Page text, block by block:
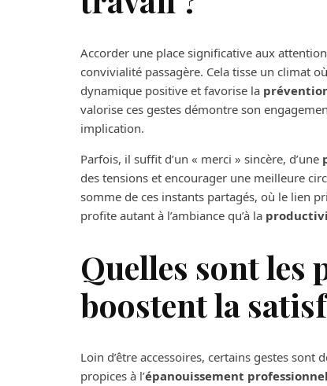
Accorder une place significative aux
convivialité passagère. Cela tisse un climat
dynamique positive et favorise la
valorise ces gestes démontre son
implication.
Parfois, il suffit d’un « merci » sincère, d’une
des tensions et encourager une meilleure
somme de ces instants partagés, où le lien
profite autant à l’ambiance qu’à la
Quelles sont les
boostent la
Loin d’être accessoires, certains gestes
propices à l’épanouissement professionnel